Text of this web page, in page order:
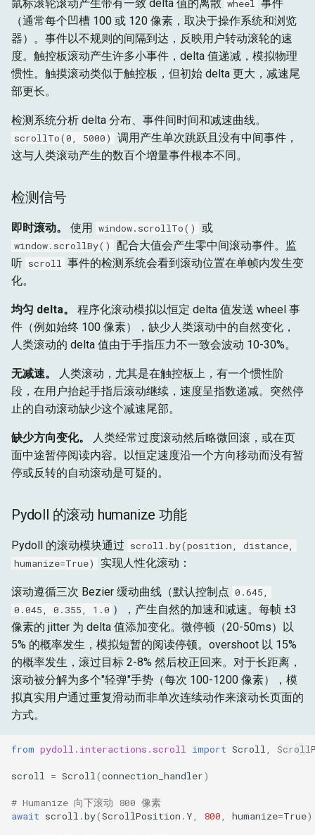
鼠标滚轮滚动产生带有一致 delta 值的离散 wheel 事件
（通常每个凹槽 100 或 120 像素，取决于操作系统和浏览
器）。事件以不规则的间隔到达，反映用户转动滚轮的速
度。触控板滚动产生许多小事件，delta 值递减，模拟物理
惯性。触摸滚动类似于触控板，但初始 delta 更大，减速尾
部更长。
检测系统分析 delta 分布、事件间时间和减速曲线。
scrollTo(0, 5000)
调用产生单次跳跃且没有中间事件，
这与人类滚动产生的数百个增量事件根本不同。
检测信号
即时滚动。 使用 window.scrollTo() 或
window.scrollBy()
配合大值会产生零中间滚动事件。监
听 scroll 事件的检测系统会看到滚动位置在单帧内发生变
化。
均匀 delta。
程序化滚动模拟以恒定 delta 值发送 wheel 事
件（例如始终 100 像素），缺少人类滚动中的自然变化，
人类滚动的 delta 值由于手指压力不一致会波动 10-30%。
无减速。
人类滚动，尤其是在触控板上，有一个惯性阶
段，在用户抬起手指后滚动继续，速度呈指数递减。突然停
止的自动滚动缺少这个减速尾部。
缺少方向变化。
人类经常过度滚动然后略微回滚，或在页
面中途暂停阅读内容。以恒定速度沿一个方向移动而没有暂
停或反转的自动滚动是可疑的。
Pydoll 的滚动 humanize 功能
Pydoll 的滚动模块通过 scroll.by(position, distance,
humanize=True)
实现人性化滚动：
滚动遵循三次 Bezier 缓动曲线（默认控制点 0.645,
0.045, 0.355, 1.0 ），产生自然的加速和减速。每帧 ±3
像素的 jitter 为 delta 值添加变化。微停顿（20-50ms）以
5% 的概率发生，模拟短暂的阅读停顿。overshoot 以 15%
的概率发生，滚过目标 2-8% 然后校正回来。对于长距离，
滚动被分解为多个"轻弹"手势（每次 100-1200 像素），模
拟真实用户通过重复滑动而非单次连续动作来滚动长页面的
方式。
from pydoll.interactions.scroll import Scroll,
scroll = Scroll(connection_handler)
# Humanize 向下滚动 800 像素
await scroll .by(ScrollPosition . Y, 800, humanize=True)